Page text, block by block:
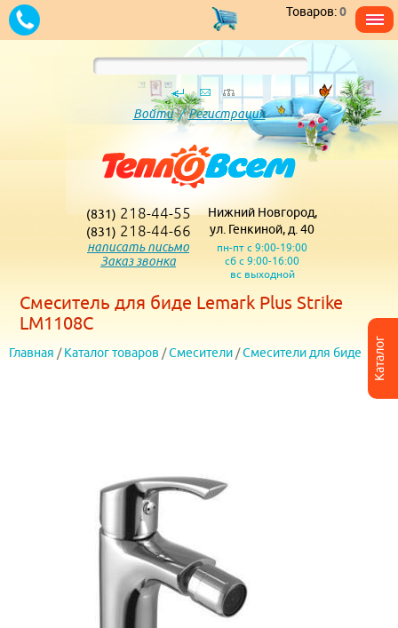
Каталог
Товаров:0
Войти/Регистрация
(831) 218-44-55
(831) 218-44-66
написать письмо
Заказ звонка
Нижний Новгород,
ул. Генкиной, д. 40
пн-пт с 9:00-19:00
сб с 9:00-16:00
вс выходной
Смеситель для биде Lemark Plus Strike
LM1108C
Главная / Каталог товаров /Смесители /Смесители для биде